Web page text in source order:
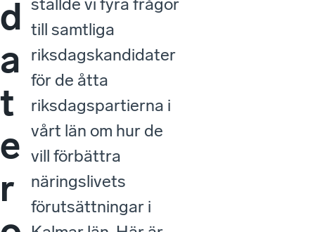
d
a
t
e
r
till samtliga
riksdagskandidater
för de åtta
riksdagspartierna i
vårt län om hur de
vill förbättra
näringslivets
förutsättningar i